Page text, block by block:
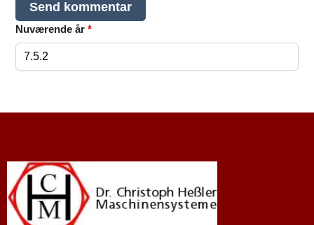
Nuværende år *